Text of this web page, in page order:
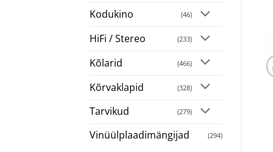
Kodukino (46)
HiFi / Stereo (233)
Kõlarid (466)
Kõrvaklapid (328)
Tarvikud (279)
Vinüülplaadimängijad (294)